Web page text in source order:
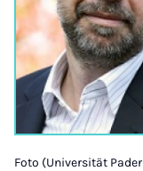
Foto (Universität